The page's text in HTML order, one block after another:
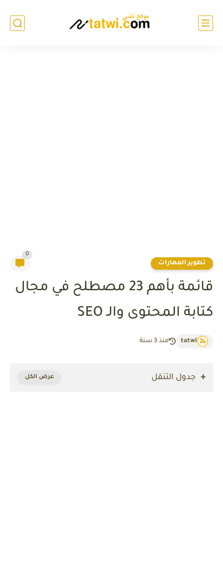
تطوير المهارات
0
قائمة بأهم 23 مصطلح في مجال
كتابة المحتوى والـ SEO
tatwi منذ 3 سنة
جدول التنقل